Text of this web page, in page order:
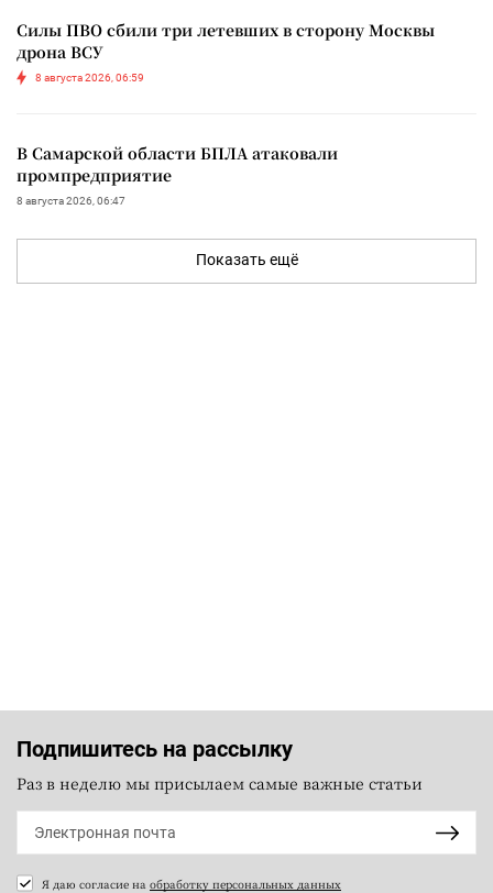
Силы ПВО сбили три летевших в сторону Москвы
дрона ВСУ
8 августа 2026, 06:59
В Самарской области БПЛА атаковали
промпредприятие
8 августа 2026, 06:47
Показать ещё
Подпишитесь на рассылку
Раз в неделю мы присылаем самые важные статьи
Я даю согласие на обработку персональных данных